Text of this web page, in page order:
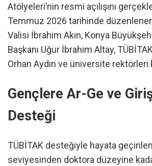
Atölyeleri’nin resmi açılışını
Temmuz 2026 tarihinde
Valisi İbrahim Akın, Konya
Başkanı Uğur İbrahim Altay,
Orhan Aydın ve üniversite rektörleri
Gençlere Ar-Ge ve
Desteği
TÜBİTAK desteğiyle hayata
seviyesinden doktora düzeyine